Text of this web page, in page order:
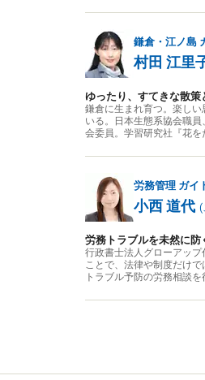
鎌倉・江ノ島
村田 江里
ゆったり、すてきな散
鎌倉に生まれ育つ。楽し
いる。日本生態系協会職
会委員。学習研究社『花
労務管理 ガイ
小西 道代 (
労務トラブルを未然に
行政書士法人グローアッ
ことで、法律や制度だけ
トラブル予防の労務相談